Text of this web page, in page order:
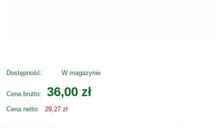
Dostępność: W magazynie
Cena brutto: 36,00 zł
Cena netto: 29,27 zł